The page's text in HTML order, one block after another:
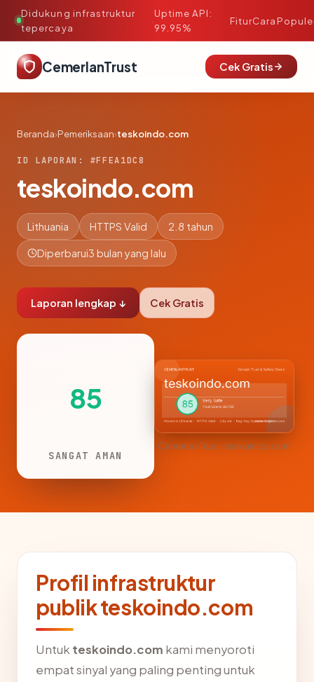
Didukung infrastruktur
tepercaya
·
Uptime API:
99.95%
FiturCara
CemerlanTrust Cek Gratis
Beranda›Pemeriksaan›teskoindo.com
ID LAPORAN: #FFEA1DC8
teskoindo.com
Lithuania HTTPS Valid 2.8 tahun
Diperbarui3 bulan yang lalu
Laporan lengkap ↓ Cek Gratis
85
SANGAT AMAN
CemerlanTrust · teskoindo.com
Profil infrastruktur
publik teskoindo.com
Untuk teskoindo.com kami menyoroti
empat sinyal yang paling penting untuk